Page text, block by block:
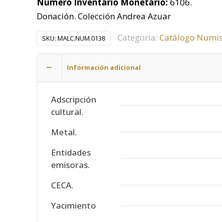
Donación. Colección Andrea Azuar
SKU: MALC.NUM.0138 Categoría: Catálogo
Información adicional
Adscripción
cultural.
Metal.
Entidades
emisoras.
CECA.
Yacimiento